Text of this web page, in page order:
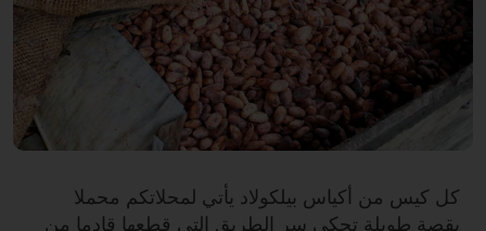
كل كيس من أكياس بيلكولاد يأتي لمحلاتكم محملا
بقصة طويلة تحكي سر الطريق التي قطعها قادما من